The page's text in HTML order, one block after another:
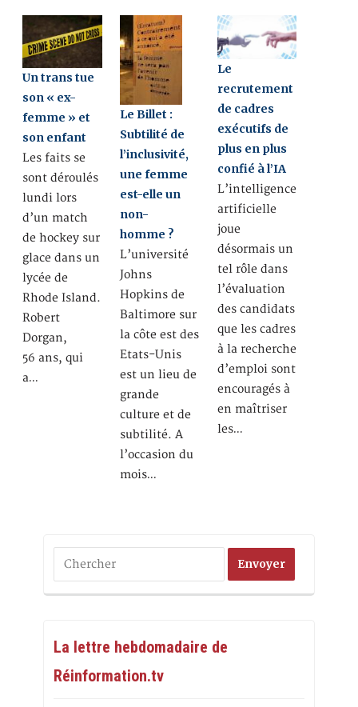
Un trans tue
son « ex-
femme » et
son enfant
Les faits se
sont déroulés
lundi lors
d’un match
de hockey sur
glace dans un
lycée de
Rhode Island.
Robert
Dorgan,
56 ans, qui
a…
Le Billet :
Subtilité de
l’inclusivité,
une femme
est-elle un
non-
homme ?
L’université
Johns
Hopkins de
Baltimore sur
la côte est des
Etats-Unis
est un lieu de
grande
culture et de
subtilité. A
l’occasion du
mois…
Le
recrutement
de cadres
exécutifs de
plus en plus
confié à l’IA
L’intelligence
artificielle
joue
désormais un
tel rôle dans
l’évaluation
des candidats
que les cadres
à la recherche
d’emploi sont
encouragés à
en maîtriser
les…
La lettre hebdomadaire de
Réinformation.tv